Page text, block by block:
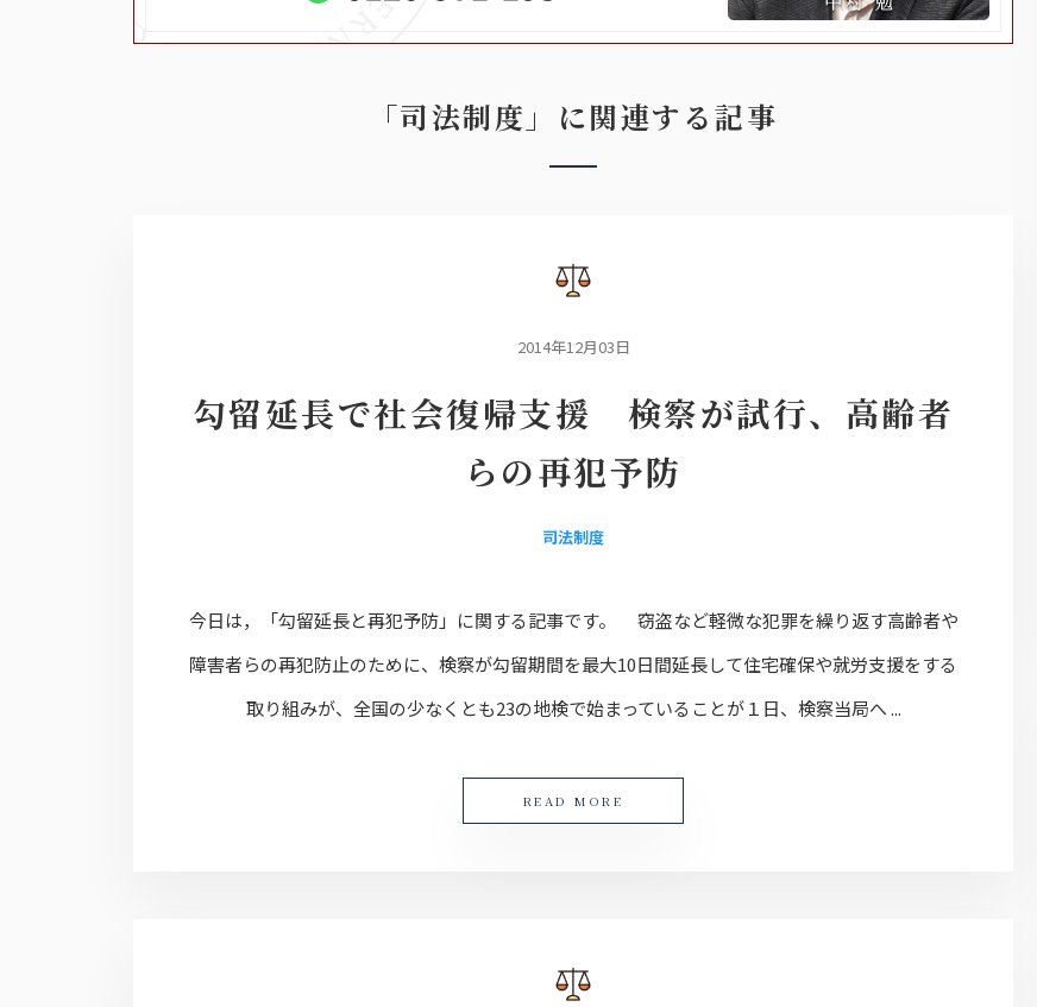
「司法制度」に関連する記事
2014年12月03日
勾留延長で社会復帰支援 検察が試行、高齢者
らの再犯予防
司法制度
今日は，「勾留延長と再犯予防」に関する記事です。 窃盗など軽微な犯罪を繰り返す高齢者や
障害者らの再犯防止のために、検察が勾留期間を最大10日間延長して住宅確保や就労支援をする
取り組みが、全国の少なくとも23の地検で始まっていることが１日、検察当局へ ...
READ MORE